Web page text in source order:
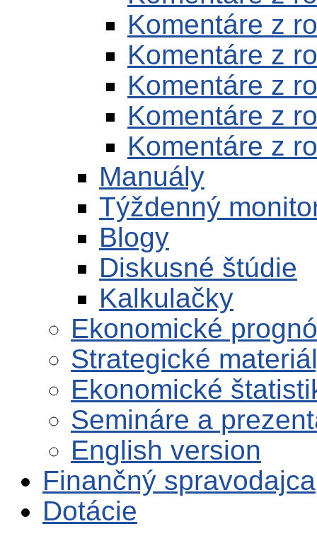
Komentáre z
Komentáre z
Komentáre z
Komentáre z
Komentáre z
Manuály
Týždenný
Blogy
Diskusné štúdie
Kalkulačky
Ekonomické
Strategické
Ekonomické
Semináre a
English version
Finančný spravodajca
Dotácie